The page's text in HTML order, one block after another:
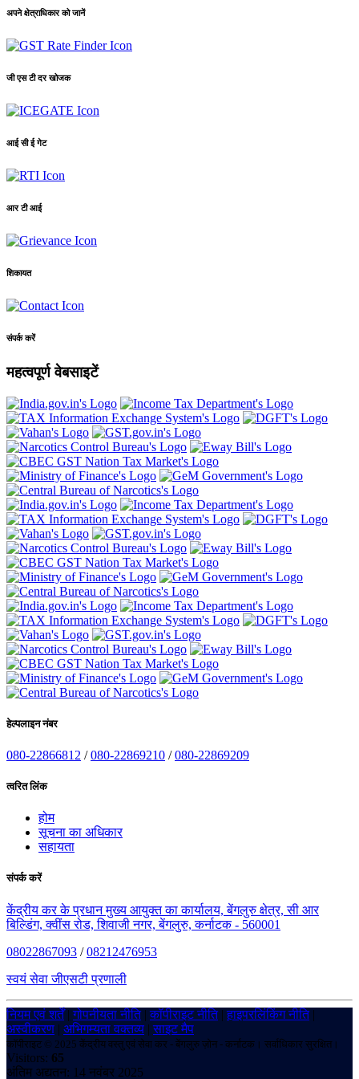
अपने क्षेत्राधिकार को जानें
जी एस टी दर खोजक
आई सी ई गेट
आर टी आई
शिकायत
संपर्क करें
महत्वपूर्ण वेबसाइटें
हेल्पलाइन नंबर
080-22866812 /080-22869210 /080-22869209
त्वरित लिंक
होम
सूचना का अधिकार
सहायता
संपर्क करें
केंद्रीय कर के प्रधान मुख्य आयुक्त का कार्यालय, बेंगलुरु क्षेत्र, सी आर
बिल्डिंग, क्वींस रोड, शिवाजी नगर, बेंगलुरु, कर्नाटक - 560001
08022867093 /08212476953
स्वयं सेवा जीएसटी प्रणाली
नियम एवं शर्तें|गोपनीयता नीति|कॉपीराइट नीति|हाइपरलिंकिंग नीति|
अस्वीकरण | अभिगम्यता वक्तव्य |साइट मैप
कॉपीराइट © 2025 केंद्रीय वस्तु एवं सेवा कर - बेंगलुरु ज़ोन - कर्नाटक। सर्वाधिकार सुरक्षित।
Visitors: 65
अंतिम अद्यतन: 14 नवंबर 2025